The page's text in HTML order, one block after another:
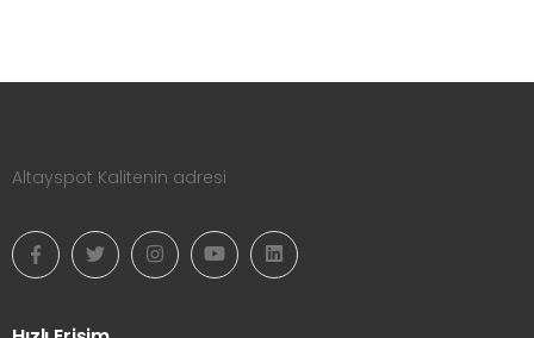
Altayspot Kalitenin adresi